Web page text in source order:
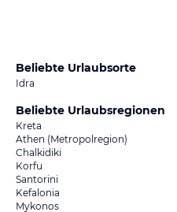
Beliebte Urlaubsorte
Idra
Beliebte Urlaubsregionen
Kreta
Athen (Metropolregion)
Chalkidiki
Korfu
Santorini
Kefalonia
Mykonos